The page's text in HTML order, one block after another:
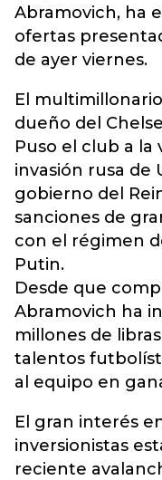
Abramovich, ha
ofertas
de ayer viernes.
El
dueño del
Puso el club a la
invasión rusa de
gobierno del
sanciones de
con el régimen
Putin.
Desde que
Abramovich ha
millones de
talentos
al equipo en
El gran interés
inversionistas
reciente